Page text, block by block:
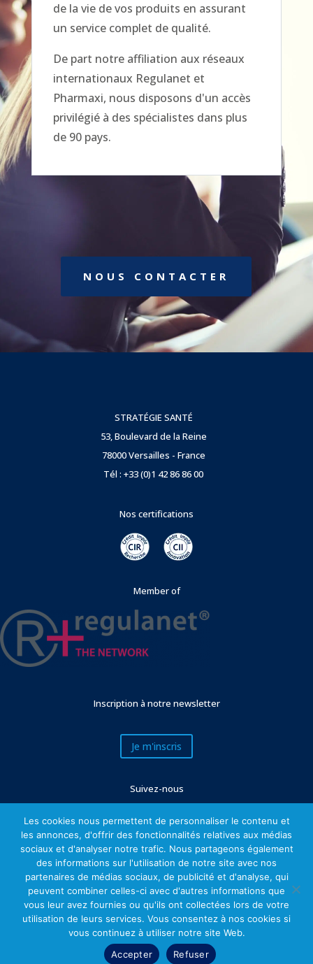
de la vie de vos produits en assurant
un service complet de qualité.
De part notre affiliation aux réseaux
internationaux Regulanet et
Pharmaxi, nous disposons d'un accès
privilégié à des spécialistes dans plus
de 90 pays.
NOUS CONTACTER
STRATÉGIE SANTÉ
53, Boulevard de la Reine
78000 Versailles - France
Tél : +33 (0)1 42 86 86 00
Nos certifications
Member of
Inscription à notre newsletter
Je m'inscris
Suivez-nous
Mentions légales
Les cookies nous permettent de personnaliser le contenu et
les annonces, d'offrir des fonctionnalités relatives aux médias
sociaux et d'analyser notre trafic. Nous partageons également
des informations sur l'utilisation de notre site avec nos
partenaires de médias sociaux, de publicité et d'analyse, qui
peuvent combiner celles-ci avec d'autres informations que
vous leur avez fournies ou qu'ils ont collectées lors de votre
utilisation de leurs services. Vous consentez à nos cookies si
vous continuez à utiliser notre site Web.
Accepter
Refuser